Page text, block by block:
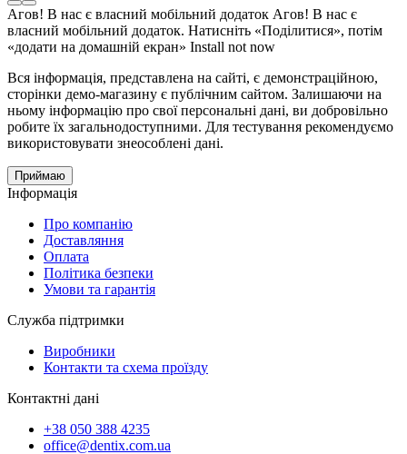
Агов! В нас є власний мобільний додаток Агов! В нас є
власний мобільний додаток. Натисніть «Поділитися», потім
«додати на домашній екран» Install not now
Вся інформація, представлена ​​на сайті, є демонстраційною,
сторінки демо-магазину є публічним сайтом. Залишаючи на
ньому інформацію про свої персональні дані, ви добровільно
робите їх загальнодоступними. Для тестування рекомендуємо
використовувати знеособлені дані.
Приймаю
Інформація
Про компанію
Доставляння
Оплата
Політика безпеки
Умови та гарантiя
Служба підтримки
Виробники
Контакти та схема проїзду
Контактні дані
+38 050 388 4235
office@dentix.com.ua